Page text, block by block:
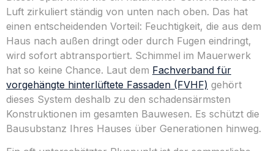
Luft zirkuliert ständig von unten nach oben. Das hat
einen entscheidenden Vorteil: Feuchtigkeit, die aus dem
Haus nach außen dringt oder durch Fugen eindringt,
wird sofort abtransportiert. Schimmel im Mauerwerk
hat so keine Chance. Laut dem Fachverband für
vorgehängte hinterlüftete Fassaden (FVHF) gehört
dieses System deshalb zu den schadensärmsten
Konstruktionen im gesamten Bauwesen. Es schützt die
Bausubstanz Ihres Hauses über Generationen hinweg.